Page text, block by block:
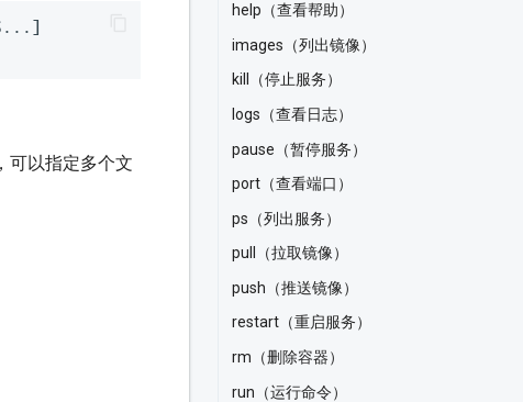
help（查看帮助）
images（列出镜像）
kill（停止服务）
logs（查看日志）
pause（暂停服务）
port（查看端口）
ps（列出服务）
pull（拉取镜像）
push（推送镜像）
restart（重启服务）
rm（删除容器）
run（运行命令）
]
，可以指定多个文